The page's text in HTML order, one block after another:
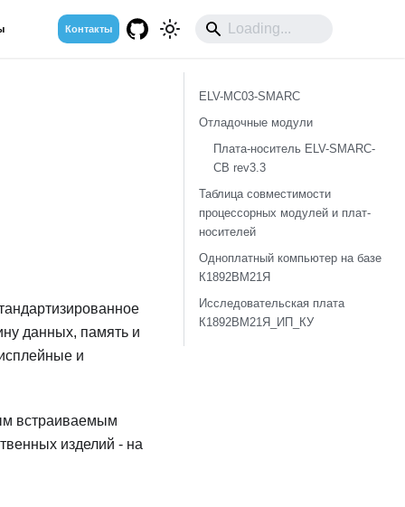
Контакты
данных, память и
и
встраиваемым
изделий - на
ELV-MC03-SMARC
Отладочные модули
Плата-носитель ELV-SMARC-
CB rev3.3
Таблица совместимости
процессорных модулей и плат-
носителей
Одноплатный компьютер на базе
К1892ВМ21Я
Исследовательская плата
К1892ВМ21Я_ИП_КУ